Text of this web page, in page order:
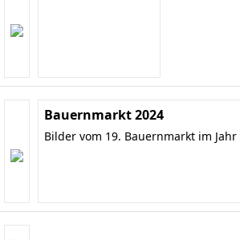
Bauernmarkt 2024
Bilder vom 19. Bauernmarkt im Jahr